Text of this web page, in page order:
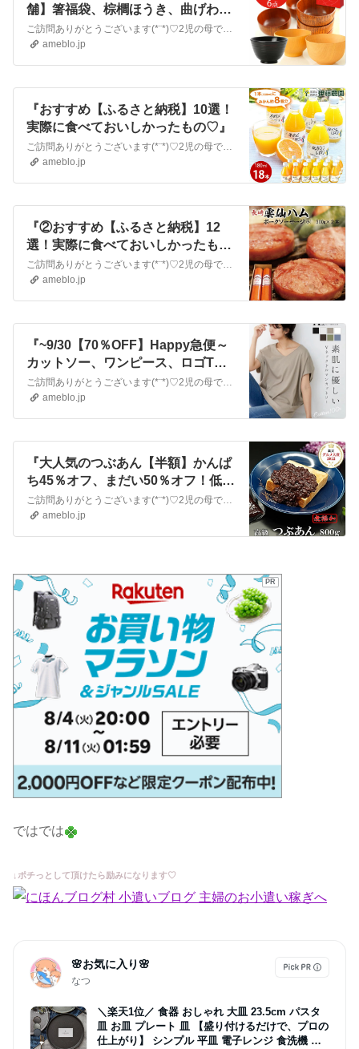
舗】箸福袋、棕櫚ほうき、曲げわっ
ぱ弁当箱、お椀福袋など』
ameblo.jp
『おすすめ【ふるさと納税】10選！
実際に食べておいしかったもの♡』
ameblo.jp
『②おすすめ【ふるさと納税】12
選！実際に食べておいしかったもの
♡』
ameblo.jp
『~9/30【70％OFF】Happy急便～
カットソー、ワンピース、ロゴT、
ワイドパンツなど』
ameblo.jp
『大人気のつぶあん【半額】かんぱ
ち45％オフ、まだい50％オフ！低糖
質パン30％オフ♪』
ameblo.jp
PR
ではでは
↓ポチっとして頂けたら励みになります♡
🌸お気に入り🌸
なつ
＼楽天1位／ 食器 おしゃれ 大皿 23.5cm パスタ
皿 お皿 プレート 皿 【盛り付けるだけで、プロの
仕上がり】 シンプル 平皿 電子レンジ 食洗機 フ